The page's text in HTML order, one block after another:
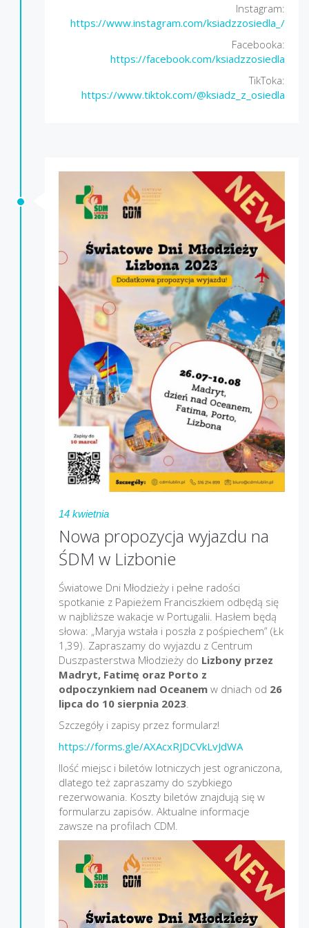
Instagram:
https://www.instagram.com/ksiadzzosiedla_/
Facebooka:
https://facebook.com/ksiadzzosiedla
TikToka:
https://www.tiktok.com/@ksiadz_z_osiedla
14 kwietnia
Nowa propozycja wyjazdu na
ŚDM w Lizbonie
Światowe Dni Młodzieży i pełne radości
spotkanie z Papieżem Franciszkiem odbędą się
w najbliższe wakacje w Portugalii. Hasłem będą
słowa: „Maryja wstała i poszła z pośpiechem” (Łk
1,39). Zapraszamy do wyjazdu z Centrum
Duszpasterstwa Młodzieży do Lizbony przez
Madryt, Fatimę oraz Porto z
odpoczynkiem nad Oceanem w dniach od 26
lipca do 10 sierpnia 2023
Szczegóły i zapisy przez formularz!
https://forms.gle/AXAcxRJDCVkLvJdWA
Ilość miejsc i biletów lotniczych jest ograniczona,
dlatego też zapraszamy do szybkiego
rezerwowania. Koszty biletów znajdują się w
formularzu zapisów. Aktualne informacje
zawsze na profilach CDM.